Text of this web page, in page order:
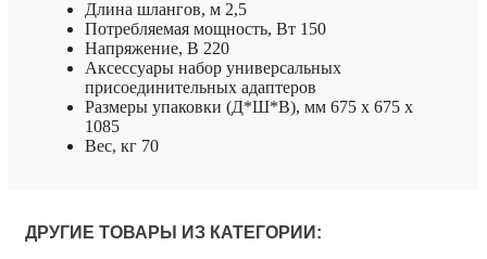
Длина шлангов, м 2,5
Потребляемая мощность, Вт 150
Напряжение, В 220
Аксессуары набор универсальных
присоединительных адаптеров
Размеры упаковки (Д*Ш*В), мм 675 x 675 x
1085
Вес, кг 70
ДРУГИЕ ТОВАРЫ ИЗ КАТЕГОРИИ: